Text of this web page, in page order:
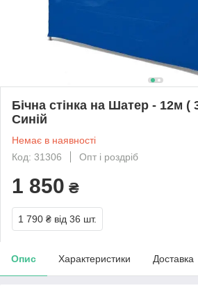
Бічна стінка на Шатер - 12м (
Синій
Немає в наявності
Код: 31306
Опт і роздріб
1 850 ₴
1 790 ₴ від 36 шт.
Опис Характеристики Доставка